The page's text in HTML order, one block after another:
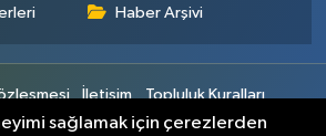
Haber Arşivi
İletişim
Topluluk Kuralları
Yayın İlkeleri
sağlamak için çerezlerden